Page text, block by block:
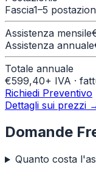
Fascia1–5
Assistenza mensile
Assistenza annuale
Totale annuale
€599,40+ IVA ·
Richiedi Preventivo
Dettagli sui prezzi
Domande
Quanto costa